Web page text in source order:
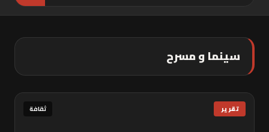
سينما و مسرح
تقرير ثقافة